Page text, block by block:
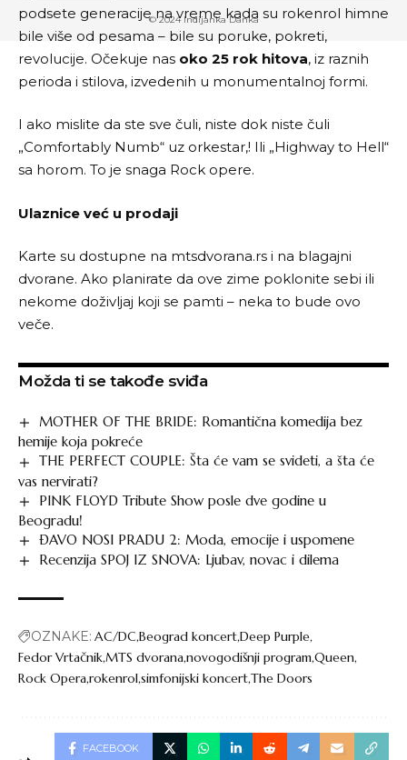
podsete generacije na vreme kada su rokenrol himne
bile više od pesama – bile su poruke, pokreti,
revolucije. Očekuje nas oko 25 rok hitova, iz raznih
perioda i stilova, izvedenih u monumentalnoj formi.
I ako mislite da ste sve čuli, niste dok niste čuli
„Comfortably Numb“ uz orkestar,! Ili „Highway to Hell“
sa horom. To je snaga Rock opere.
Ulaznice već u prodaji
Karte su dostupne na mtsdvorana.rs i na blagajni
dvorane. Ako planirate da ove zime poklonite sebi ili
nekome doživljaj koji se pamti – neka to bude ovo
veče.
Možda ti se takođe sviđa
MOTHER OF THE BRIDE: Romantična komedija bez
hemije koja pokreće
THE PERFECT COUPLE: Šta će vam se svideti, a šta će
vas nervirati?
PINK FLOYD Tribute Show posle dve godine u
Beogradu!
ĐAVO NOSI PRADU 2: Moda, emocije i uspomene
Recenzija SPOJ IZ SNOVA: Ljubav, novac i dilema
OZNAKE: AC/DC Beograd koncertDeep Purple
Fedor VrtačnikMTS dvorananovogodišnji programQueen
Rock Operarokenrolsimfonijski koncertThe Doors
FACEBOOK
© 2024 Indijanka Danka